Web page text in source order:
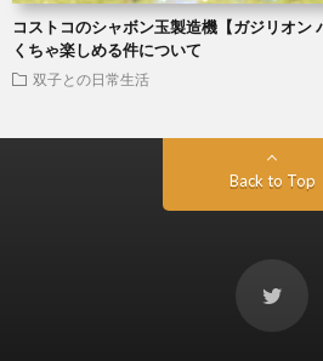
コストコのシャボン玉製造機【ガジリオン
くちゃ楽しめる件について
双子との日常生活
Back to Top